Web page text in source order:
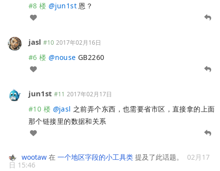
#8 楼 @jun1st 恩？
jasl #10 2017年02月16日
#6 楼 @nouse GB2260
jun1st #11 2017年02月17日
#10 楼 @jasl 之前弄个东西，也需要省市区，直接拿的上面
那个链接里的数据和关系
wootaw 在 一个地区字段的小工具类 提及了此话题。
02月17
日 15:46